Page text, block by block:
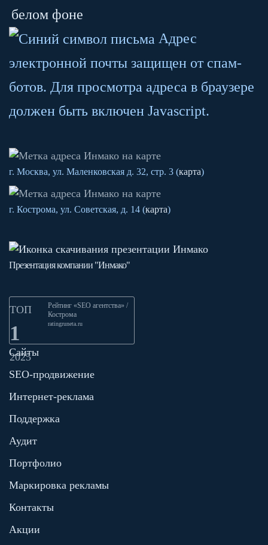
Адрес
электронной почты защищен от спам-
ботов. Для просмотра адреса в браузере
должен быть включен Javascript.
г. Москва, ул. Маленковская д. 32, стр. 3 (карта)
г. Кострома, ул. Советская, д. 14 (карта)
Презентация компании "Инмако"
ТОП
1
2025
Рейтинг «SEO агентства» /
Кострома
ratingruneta.ru
Сайты
SEO-продвижение
Интернет-реклама
Поддержка
Аудит
Портфолио
Маркировка рекламы
Контакты
Акции